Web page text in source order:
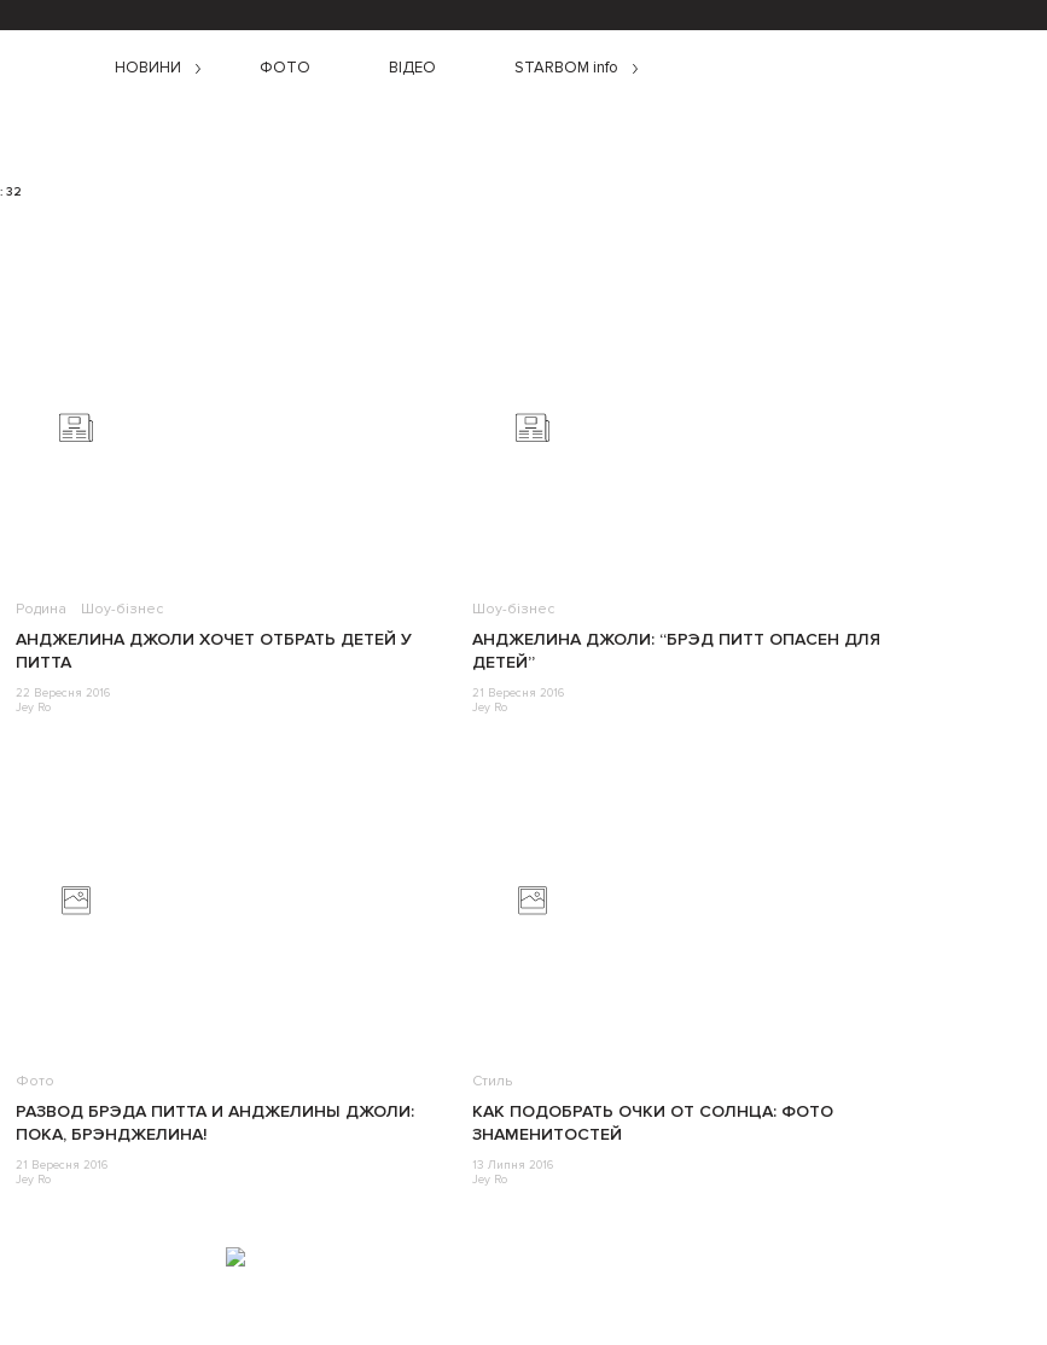
НОВИНИ ФОТО ВІДЕО STARBOM info
32
Родина Шоу-бізнес
АНДЖЕЛИНА ДЖОЛИ ХОЧЕТ ОТБРАТЬ ДЕТЕЙ У
ПИТТА
22 Вересня 2016
Jey Ro
Шоу-бізнес
АНДЖЕЛИНА ДЖОЛИ: “БРЭД ПИТТ ОПАСЕН ДЛЯ
ДЕТЕЙ”
21 Вересня 2016
Jey Ro
Фото
РАЗВОД БРЭДА ПИТТА И АНДЖЕЛИНЫ ДЖОЛИ:
ПОКА, БРЭНДЖЕЛИНА!
21 Вересня 2016
Jey Ro
Стиль
КАК ПОДОБРАТЬ ОЧКИ ОТ СОЛНЦА: ФОТО
ЗНАМЕНИТОСТЕЙ
13 Липня 2016
Jey Ro